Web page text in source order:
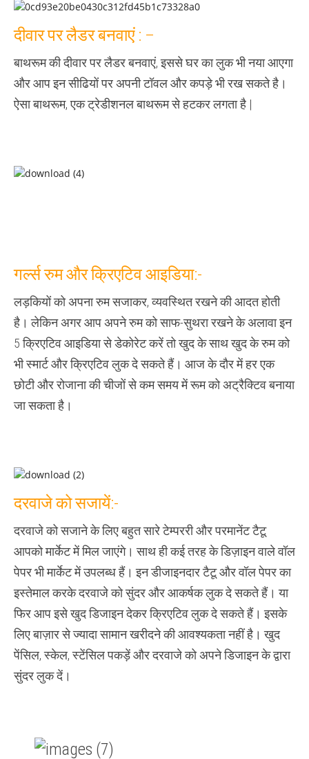
दीवार पर लैडर बनवाएं : –
बाथरूम की दीवार पर लैडर बनवाएं, इससे घर का लुक भी नया आएगा
और आप इन सीढियों पर अपनी टॉवल और कपड़े भी रख सकते है।
ऐसा बाथरूम, एक ट्रेडीशनल बाथरूम से हटकर लगता है |
गर्ल्स रुम और क्रिएटिव आइडिया:-
लड़कियों को अपना रुम सजाकर, व्यवस्थित रखने की आदत होती
है। लेकिन अगर आप अपने रुम को साफ-सुथरा रखने के अलावा इन
5 क्रिएटिव आइडिया से डेकोरेट करें तो खुद के साथ खुद के रुम को
भी स्मार्ट और क्रिएटिव लुक दे सकते हैं। आज के दौर में हर एक
छोटी और रोजाना की चीजों से कम समय में रूम को अट्रैक्टिव बनाया
जा सकता है।
दरवाजे को सजायें:-
दरवाजे को सजाने के लिए बहुत सारे टेम्पररी और परमानेंट टैटू
आपको मार्केट में मिल जाएंगे। साथ ही कई तरह के डिज़ाइन वाले वॉल
पेपर भी मार्केट में उपलब्ध हैं। इन डीजाइनदार टैटू और वॉल पेपर का
इस्तेमाल करके दरवाजे को सुंदर और आकर्षक लुक दे सकते हैं। या
फिर आप इसे खुद डिजाइन देकर क्रिएटिव लुक दे सकते हैं। इसके
लिए बाज़ार से ज्यादा सामान खरीदने की आवश्यकता नहीं है। खुद
पेंसिल, स्केल, स्टेंसिल पकड़ें और दरवाजे को अपने डिजाइन के द्वारा
सुंदर लुक दें।